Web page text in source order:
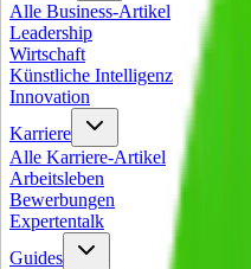
Alle Business-Artikel
Leadership
Wirtschaft
Künstliche Intelligenz
Innovation
Karriere
Alle Karriere-Artikel
Arbeitsleben
Bewerbungen
Expertentalk
Guides